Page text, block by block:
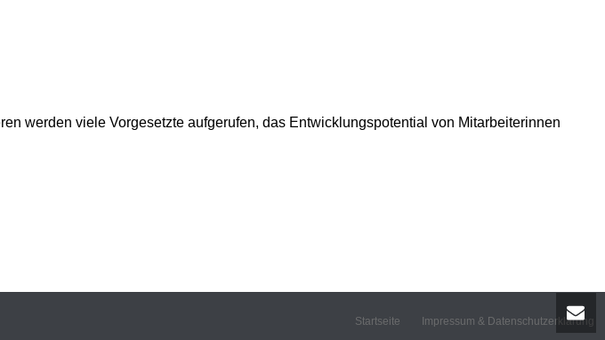
werden viele Vorgesetzte aufgerufen, das Entwicklungspotential von Mitarbeiterinnen
Startseite Impressum & Datenschutzerklärung